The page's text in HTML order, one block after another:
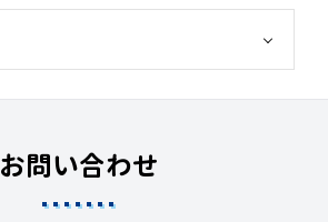
お問い合わせ